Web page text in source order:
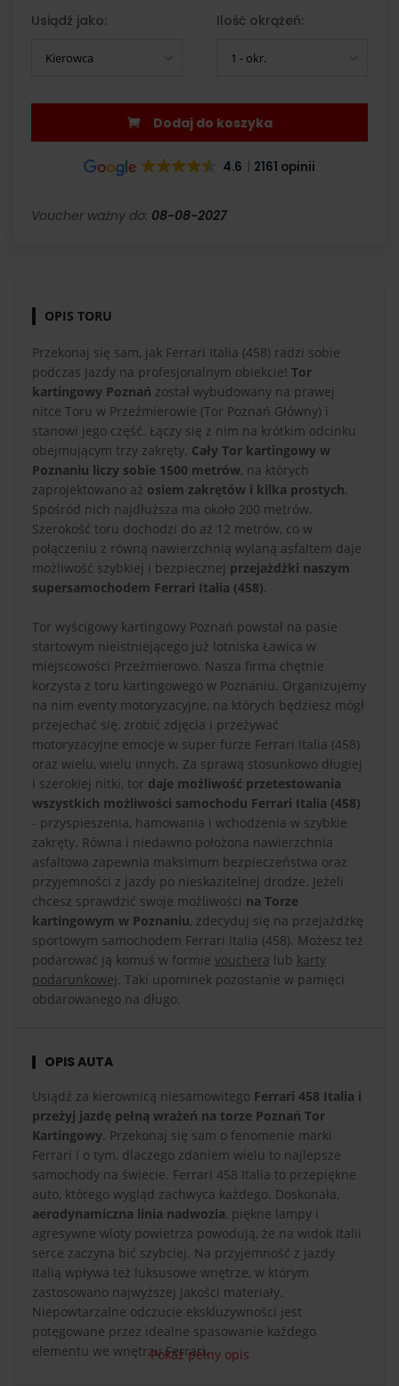
Usiądź jako:
Kierowca
Ilość okrążeń:
1 - okr.
Dodaj do koszyka
4.6 2161 opinii
Voucher ważny do: 08-08-2027
OPIS TORU
Przekonaj się sam, jak Ferrari Italia (458) radzi sobie
podczas jazdy na profesjonalnym obiekcie! Tor
kartingowy Poznań został wybudowany na prawej
nitce Toru w Przeźmierowie (Tor Poznań Główny) i
stanowi jego część. Łączy się z nim na krótkim odcinku
obejmującym trzy zakręty. Cały Tor kartingowy w
Poznaniu liczy sobie 1500 metrów, na których
zaprojektowano aż osiem zakrętów i kilka prostych.
Spośród nich najdłuższa ma około 200 metrów.
Szerokość toru dochodzi do aż 12 metrów, co w
połączeniu z równą nawierzchnią wylaną asfaltem daje
możliwość szybkiej i bezpiecznej przejażdżki naszym
supersamochodem Ferrari Italia (458).
Tor wyścigowy kartingowy Poznań powstał na pasie
startowym nieistniejącego już lotniska Ławica w
miejscowości Przeźmierowo. Nasza firma chętnie
korzysta z toru kartingowego w Poznaniu. Organizujemy
na nim eventy motoryzacyjne, na których będziesz mógł
przejechać się, zrobić zdjęcia i przeżywać
motoryzacyjne emocje w super furze Ferrari Italia (458)
oraz wielu, wielu innych. Za sprawą stosunkowo długiej
i szerokiej nitki, tor daje możliwość przetestowania
wszystkich możliwości samochodu Ferrari Italia (458)
- przyspieszenia, hamowania i wchodzenia w szybkie
zakręty. Równa i niedawno położona nawierzchnia
asfaltowa zapewnia maksimum bezpieczeństwa oraz
przyjemności z jazdy po nieskazitelnej drodze. Jeżeli
chcesz sprawdzić swoje możliwości na Torze
kartingowym w Poznaniu, zdecyduj się na przejażdżkę
sportowym samochodem Ferrari Italia (458). Możesz też
podarować ją komuś w formie vouchera lub karty
podarunkowej. Taki upominek pozostanie w pamięci
obdarowanego na długo.
OPIS AUTA
Usiądź za kierownicą niesamowitego Ferrari 458 Italia i
przeżyj jazdę pełną wrażeń na torze Poznań Tor
Kartingowy. Przekonaj się sam o fenomenie marki
Ferrari i o tym, dlaczego zdaniem wielu to najlepsze
samochody na świecie. Ferrari 458 Italia to przepiękne
auto, którego wygląd zachwyca każdego. Doskonała,
aerodynamiczna linia nadwozia, piękne lampy i
agresywne wloty powietrza powodują, że na widok Italii
serce zaczyna bić szybciej. Na przyjemność z jazdy
Italią wpływa też luksusowe wnętrze, w którym
zastosowano najwyższej jakości materiały.
Niepowtarzalne odczucie ekskluzywności jest
potęgowane przez idealne spasowanie każdego
elementu we wnętrzu Ferrari.
Pokaż pełny opis